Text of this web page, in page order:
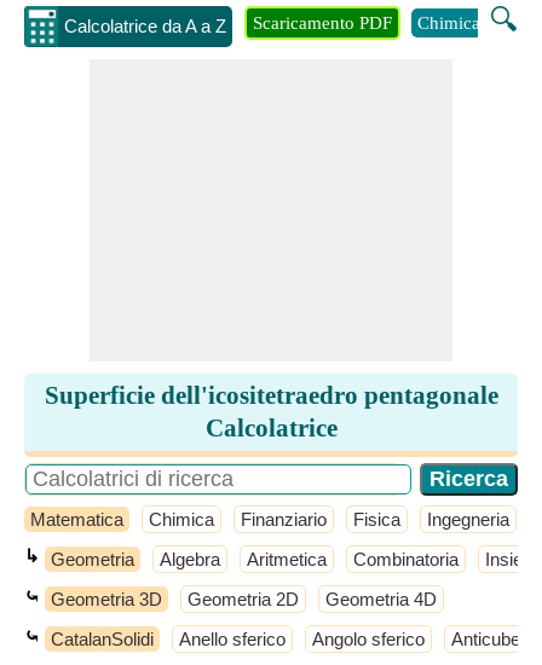
Calcolatrice da A a Z 🔍
Scaricamento PDF Chimica
Superficie dell'icositetraedro pentagonale
Calcolatrice
Matematica Chimica Finanziario Fisica Ingegneria
↳ Geometria Algebra Aritmetica Combinatoria
⤿ Geometria 3D Geometria 2D Geometria 4D
⤿ CatalanSolidi Anello sferico Angolo sferico Anticube